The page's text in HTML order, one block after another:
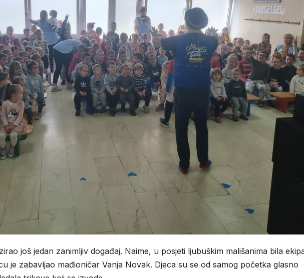
još jedan zanimljiv događaj. Naime, u posjeti ljubuškim mališanima bila
je zabavljao mađioničar Vanja Novak. Djeca su se od samog početka glasno